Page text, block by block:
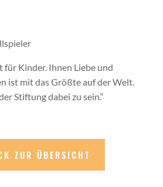
für Kinder. Ihnen Liebe und
ist mit das Größte auf der Welt.
Stiftung dabei zu sein.“
ZUR ÜBERSICHT